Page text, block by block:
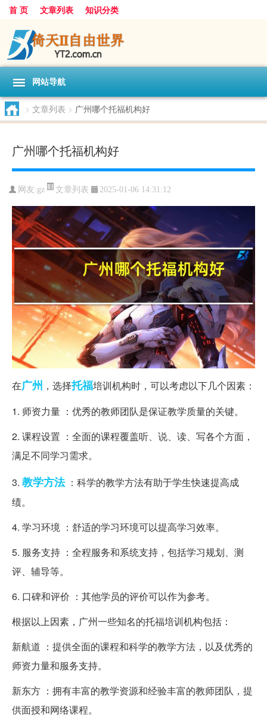
首 页 文章列表 知识分类
网站导航
> 文章列表 > 广州哪个托福机构好
广州哪个托福机构好
网友:gz 文章列表 2025-01-06 14:31:12
在广州 ，选择托福培训机构时，可以考虑以下几个因素：
1. 师资力量 ：优秀的教师团队是保证教学质量的关键。
2. 课程设置 ：全面的课程覆盖听、说、读、写各个方面，
满足不同学习需求。
3. 教学方法：科学的教学方法有助于学生快速提高成
绩。
4. 学习环境 ：舒适的学习环境可以提高学习效率。
5. 服务支持 ：全程服务和系统支持，包括学习规划、测
评、辅导等。
6. 口碑和评价 ：其他学员的评价可以作为参考。
根据以上因素，广州一些知名的托福培训机构包括：
新航道 ：提供全面的课程和科学的教学方法，以及优秀的
师资力量和服务支持。
新东方 ：拥有丰富的教学资源和经验丰富的教师团队，提
供面授和网络课程。